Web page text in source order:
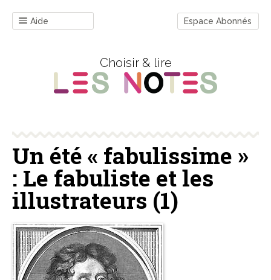
Aide Espace Abonnés
Choisir & lire
Un été « fabulissime »
: Le fabuliste et les
illustrateurs (1)